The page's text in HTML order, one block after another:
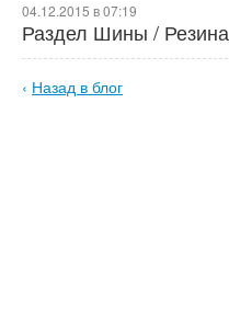
04.12.2015 в 07:19
Раздел Шины / Резина
‹ Назад в блог